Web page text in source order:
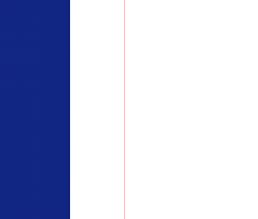
行解纠纷